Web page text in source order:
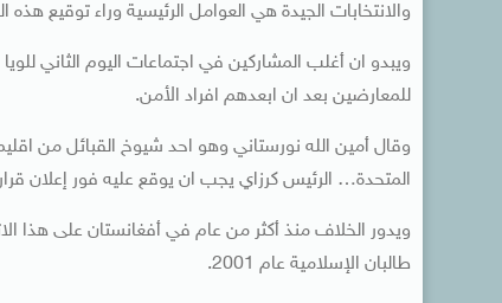
والانتخابات الجيدة هي العوامل الرئيسية وراء توقيع هذه
ويبدو ان أغلب المشاركين في اجتماعات اليوم الثاني
للمعارضين بعد ان ابعدهم افراد الأمن.
وقال أمين الله نورستاني وهو احد شيوخ القبائل من
المتحدة… الرئيس كرزاي يجب ان يوقع عليه فور إعلان
ويدور الخلاف منذ أكثر من عام في أفغانستان على هذا
طالبان الإسلامية عام 2001.